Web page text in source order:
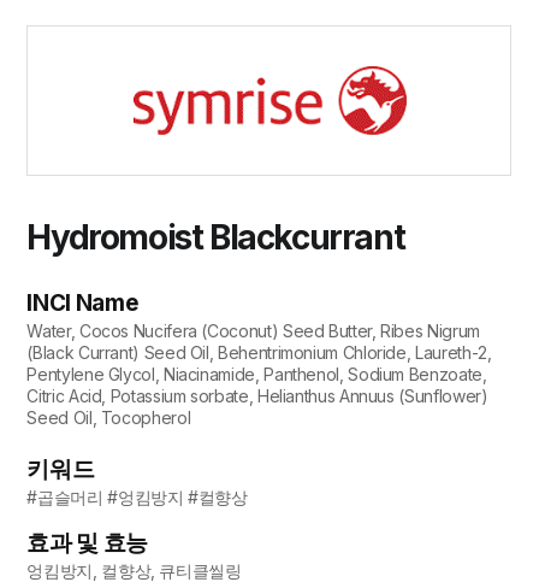
Hydromoist Blackcurrant
INCI Name
Water, Cocos Nucifera (Coconut) Seed Butter, Ribes Nigrum
(Black Currant) Seed Oil, Behentrimonium Chloride, Laureth-2,
Pentylene Glycol, Niacinamide, Panthenol, Sodium Benzoate,
Citric Acid, Potassium sorbate, Helianthus Annuus (Sunflower)
Seed Oil, Tocopherol
키워드
#곱슬머리 #엉킴방지 #컬향상
효과 및 효능
엉킴방지, 컬향상, 큐티클씰링